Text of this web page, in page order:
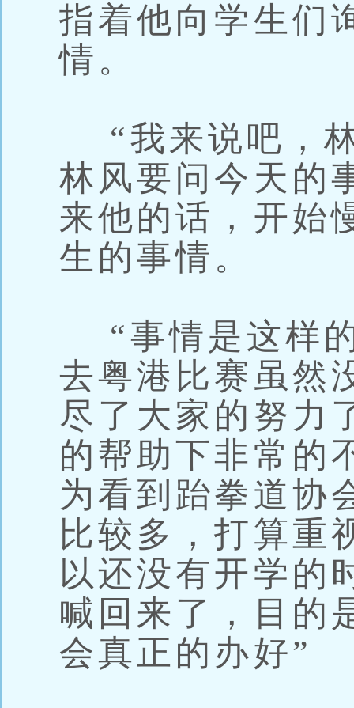
指着他向学生们
情。
“我来说吧，
林风要问今天的
来他的话，开始
生的事情。
“事情是这样
去粤港比赛虽然
尽了大家的努力
的帮助下非常的
为看到跆拳道协
比较多，打算重
以还没有开学的
喊回来了，目的
会真正的办好”